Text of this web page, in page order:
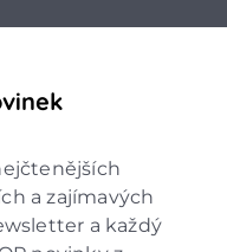
a zajímavých
a každý